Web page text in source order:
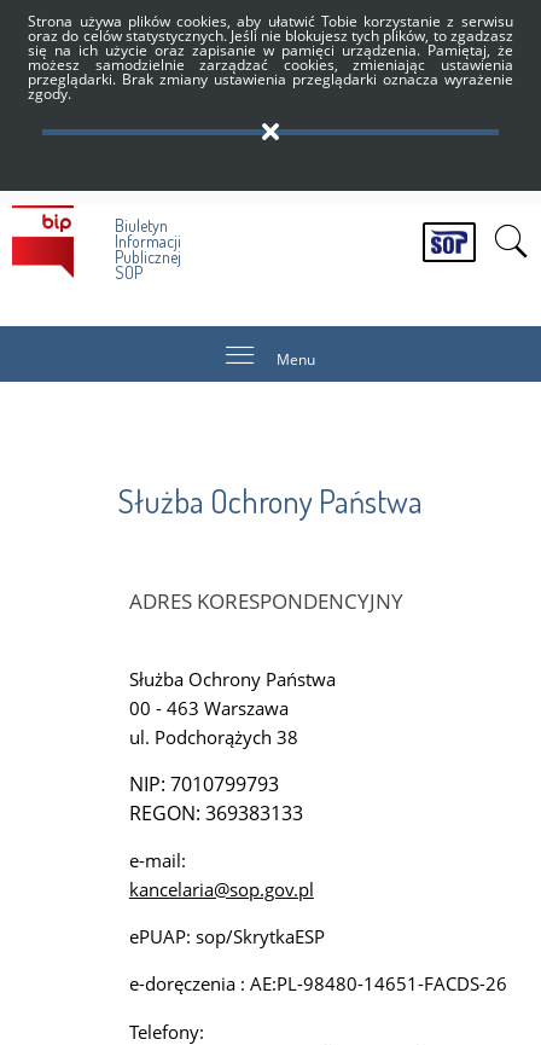
Strona używa plików cookies, aby ułatwić Tobie korzystanie z serwisu
oraz do celów statystycznych. Jeśli nie blokujesz tych plików, to zgadzasz
się na ich użycie oraz zapisanie w pamięci urządzenia. Pamiętaj, że
możesz samodzielnie zarządzać cookies, zmieniając ustawienia
przeglądarki. Brak zmiany ustawienia przeglądarki oznacza wyrażenie
zgody.
Biuletyn
Informacji
Publicznej
SOP
Menu
Służba Ochrony Państwa
ADRES KORESPONDENCYJNY
Służba Ochrony Państwa
00 - 463 Warszawa
ul. Podchorążych 38
NIP: 7010799793
REGON: 369383133
e-mail:
kancelaria@sop.gov.pl
ePUAP: sop/SkrytkaESP
e-doręczenia : AE:PL-98480-14651-FACDS-26
Telefony: